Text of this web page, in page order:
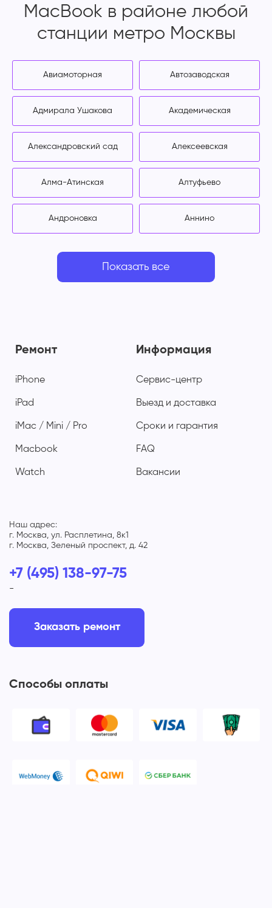
MacBook в районе любой
станции метро Москвы
Авиамоторная Автозаводская
Адмирала Ушакова Академическая
Александровский сад Алексеевская
Алма-Атинская Алтуфьево
Андроновка Аннино
Показать все
Ремонт
iPhone
iPad
iMac / Mini / Pro
Macbook
Watch
Информация
Сервис-центр
Выезд и доставка
Сроки и гарантия
FAQ
Вакансии
Наш адрес:
г. Москва, ул. Расплетина, 8к1
г. Москва, Зеленый проспект, д. 42
+7 (495) 138-97-75
-
Заказать ремонт
Способы оплаты